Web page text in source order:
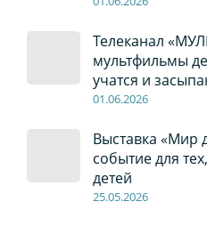
Телеканал
мультфильмы
учатся и
01.06.2026
Выставка «Мир
событие для
детей
25.05.2026